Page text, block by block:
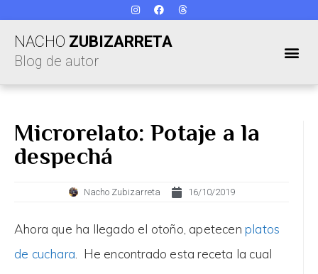
NACHO ZUBIZARRETA
Blog de autor
Microrelato: Potaje a la
despechá
Nacho Zubizarreta 16/10/2019
Ahora que ha llegado el otoño, apetecenplatos
de cuchara . He encontrado esta receta la cual